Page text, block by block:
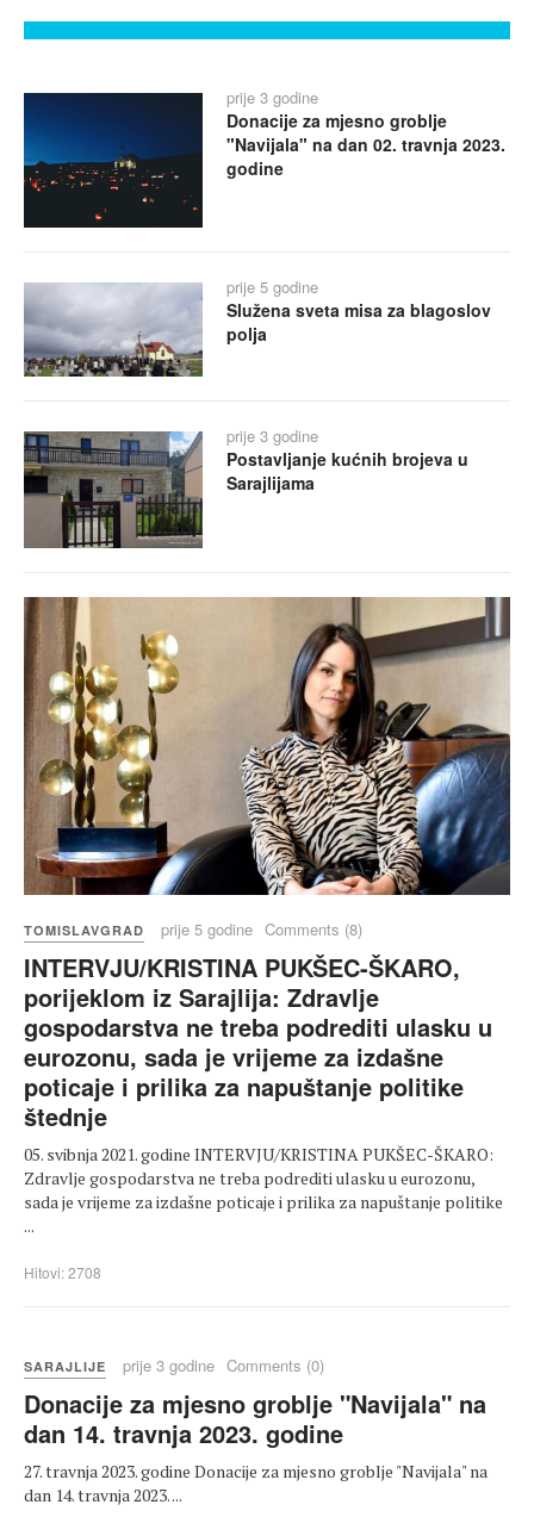
prije 3 godine
Donacije za mjesno groblje
"Navijala" na dan 02. travnja 2023.
godine
prije 5 godine
Služena sveta misa za blagoslov
polja
prije 3 godine
Postavljanje kućnih brojeva u
Sarajlijama
TOMISLAVGRAD prije 5 godine Comments (8)
INTERVJU/KRISTINA PUKŠEC-ŠKARO,
porijeklom iz Sarajlija: Zdravlje
gospodarstva ne treba podrediti ulasku u
eurozonu, sada je vrijeme za izdašne
poticaje i prilika za napuštanje politike
štednje
05. svibnja 2021. godine INTERVJU/KRISTINA PUKŠEC-ŠKARO:
Zdravlje gospodarstva ne treba podrediti ulasku u eurozonu,
sada je vrijeme za izdašne poticaje i prilika za napuštanje politike
...
Hitovi: 2708
SARAJLIJE prije 3 godine Comments (0)
Donacije za mjesno groblje "Navijala" na
dan 14. travnja 2023. godine
27. travnja 2023. godine Donacije za mjesno groblje "Navijala" na
dan 14. travnja 2023. ...